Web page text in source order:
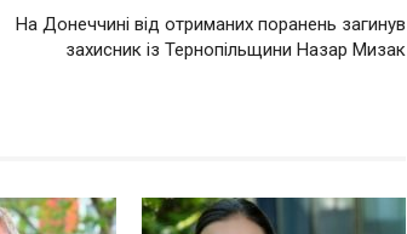
На Донеччині від отриманих поранень загинув
захисник із Тернопільщини Назар Мизак